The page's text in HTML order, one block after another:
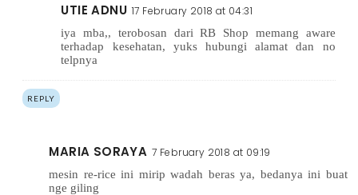
UTIE ADNU 17 February 2018 at 04:31
iya mba,, terobosan dari RB Shop memang aware
terhadap kesehatan, yuks hubungi alamat dan no
telpnya
REPLY
MARIA SORAYA 7 February 2018 at 09:19
mesin re-rice ini mirip wadah beras ya, bedanya ini buat
nge giling